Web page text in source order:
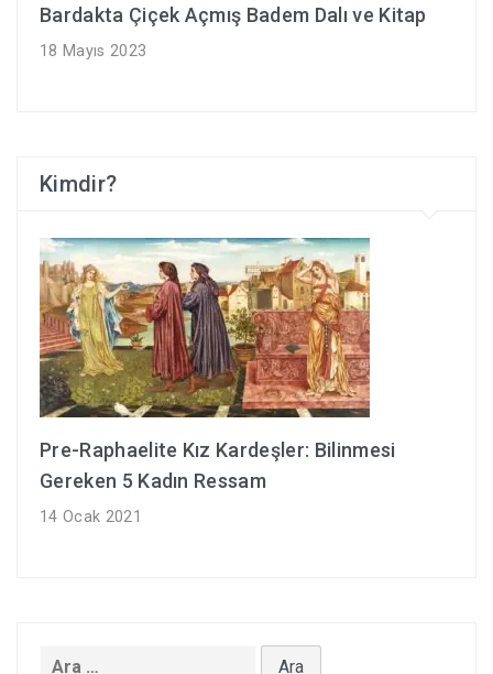
Bardakta Çiçek Açmış Badem Dalı ve Kitap
18 Mayıs 2023
Kimdir?
Pre-Raphaelite Kız Kardeşler: Bilinmesi
Gereken 5 Kadın Ressam
14 Ocak 2021
Arama: